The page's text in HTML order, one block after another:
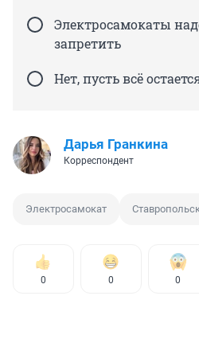
Электросамокаты
запретить
Нет, пусть всё
Дарья Гранкина
Корреспондент
Электросамокат
0 0 0